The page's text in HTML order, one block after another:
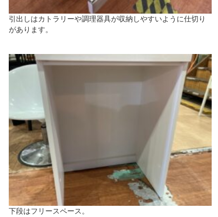
引出しはカトラリーや調理器具が収納しやすいように仕切り
があります。
下段はフリースペース。